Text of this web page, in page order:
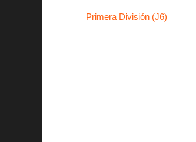
Primera División (J6)